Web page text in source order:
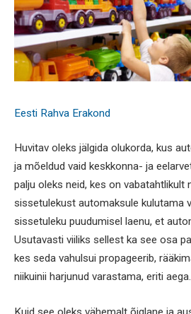
Eesti Rahva Erakond
Huvitav oleks jälgida olukorda, kus
ja mõeldud vaid keskkonna- ja
palju oleks neid, kes on vabatahtlikult
sissetulekust automaksule kulutama
sissetuleku puudumisel laenu, et
Usutavasti viiliks sellest ka see osa
kes seda vahulsui propageerib,
niikuinii harjunud varastama, eriti aega.